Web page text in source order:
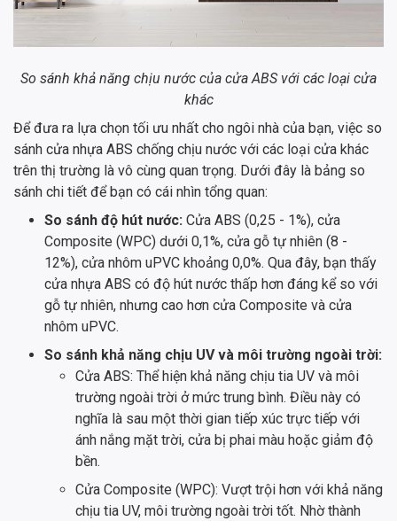
So sánh khả năng chịu nước của cửa ABS với các loại cửa
khác
Để đưa ra lựa chọn tối ưu nhất cho ngôi nhà của bạn, việc so
sánh cửa nhựa ABS chống chịu nước với các loại cửa khác
trên thị trường là vô cùng quan trọng. Dưới đây là bảng so
sánh chi tiết để bạn có cái nhìn tổng quan:
So sánh độ hút nước: Cửa ABS (0,25 - 1%), cửa
Composite (WPC) dưới 0,1%, cửa gỗ tự nhiên (8 -
12%), cửa nhôm uPVC khoảng 0,0%. Qua đây, bạn thấy
cửa nhựa ABS có độ hút nước thấp hơn đáng kể so với
gỗ tự nhiên, nhưng cao hơn cửa Composite và cửa
nhôm uPVC.
So sánh khả năng chịu UV và môi trường ngoài trời:
Cửa ABS: Thể hiện khả năng chịu tia UV và môi
trường ngoài trời ở mức trung bình. Điều này có
nghĩa là sau một thời gian tiếp xúc trực tiếp với
ánh nắng mặt trời, cửa bị phai màu hoặc giảm độ
bền.
Cửa Composite (WPC): Vượt trội hơn với khả năng
chịu tia UV, môi trường ngoài trời tốt. Nhờ thành